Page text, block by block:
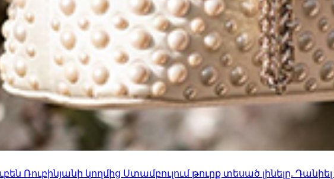
Ռուբինյանի կողմից Ստամբուլում թուրք տեսած լինելը.